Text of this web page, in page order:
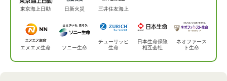
東京海上日動 日新火災 三井住友海上
エヌエヌ生命 ソニー生命
チューリッヒ
生命
日本生命保険
相互会社
ネオファース
ト生命